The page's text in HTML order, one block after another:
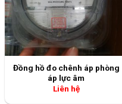
Đồng hồ đo chênh áp phòng
áp lực âm
Liên hệ